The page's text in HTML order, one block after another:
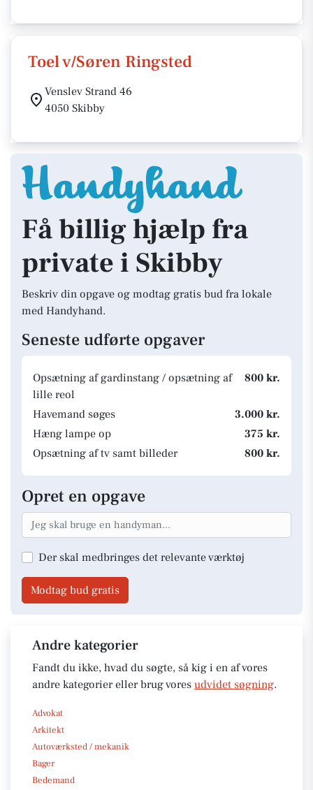
Toel v/Søren Ringsted
Venslev Strand 46
4050 Skibby
Få billig hjælp fra
private i Skibby
Beskriv din opgave og modtag gratis bud fra lokale
med Handyhand.
Seneste udførte opgaver
Opsætning af gardinstang / opsætning af
lille reol
800 kr.
Havemand søges
3.000 kr.
Hæng lampe op
375 kr.
Opsætning af tv samt billeder
800 kr.
Opret en opgave
Der skal medbringes det relevante værktøj
Modtag bud gratis
Andre kategorier
Fandt du ikke, hvad du søgte, så kig i en af vores
andre kategorier eller brug vores udvidet søgning.
Advokat
Arkitekt
Autoværksted / mekanik
Bager
Bedemand